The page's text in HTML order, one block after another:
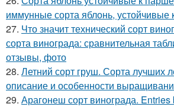
иммунные сорта яблонь, устойчивые
27. Что значит технический сорт
сорта винограда: сравнительная
отзывы, фото
28. Летний сорт груш. Сорта лучших
описание и особенности
29. Арагонеш сорт винограда.